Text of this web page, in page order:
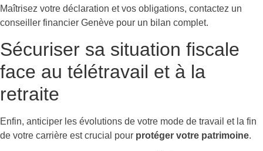
Maîtrisez votre déclaration et vos obligations, contactez un
conseiller financier Genève pour un bilan complet.
Sécuriser sa situation fiscale
face au télétravail et à la
retraite
Enfin, anticiper les évolutions de votre mode de travail et la fin
de votre carrière est crucial pour protéger votre patrimoine.